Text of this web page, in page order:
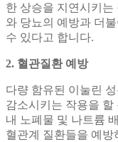
한 상승을 지연시키
와 당뇨의 예방과 더
수 있다고 합니다.
2. 혈관질환 예방
다량 함유된 이눌린
감소시키는 작용을
내 노폐물 및 나트륨
혈관계 질환들을 예